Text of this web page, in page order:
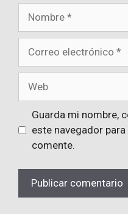
Guarda mi nombre,
este navegador
comente.